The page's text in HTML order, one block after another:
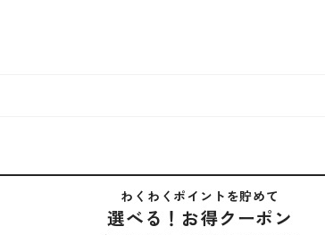
わくわくポイントを貯めて
選べる！お得クーポン